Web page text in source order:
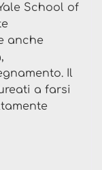
School of
anche
Il
a farsi